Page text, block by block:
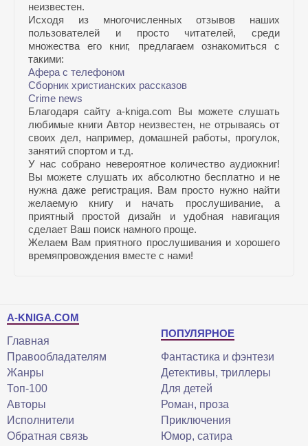
неизвестен.
Исходя из многочисленных отзывов наших
пользователей и просто читателей, среди
множества его книг, предлагаем ознакомиться с
такими:
Афера с телефоном
Сборник христианских рассказов
Crime news
Благодаря сайту a-kniga.com Вы можете слушать
любимые книги Автор неизвестен, не отрываясь от
своих дел, например, домашней работы, прогулок,
занятий спортом и т.д.
У нас собрано невероятное количество аудиокниг!
Вы можете слушать их абсолютно бесплатно и не
нужна даже регистрация. Вам просто нужно найти
желаемую книгу и начать прослушивание, а
приятный простой дизайн и удобная навигация
сделает Ваш поиск намного проще.
Желаем Вам приятного прослушивания и хорошего
времяпровождения вместе с нами!
A-KNIGA.COM
Главная
Правообладателям
Жанры
Топ-100
Авторы
Исполнители
Обратная связь
ПОПУЛЯРНОЕ
Фантастика и фэнтези
Детективы, триллеры
Для детей
Роман, проза
Приключения
Юмор, сатира